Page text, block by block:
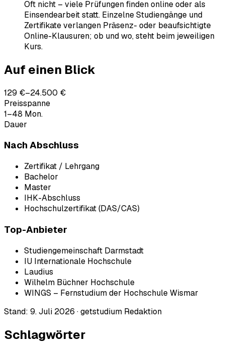
Oft nicht – viele Prüfungen finden online oder als
Einsendearbeit statt. Einzelne Studiengänge und
Zertifikate verlangen Präsenz- oder beaufsichtigte
Online-Klausuren; ob und wo, steht beim jeweiligen
Kurs.
Auf einen Blick
129 €–24.500 €
Preisspanne
1–48 Mon.
Dauer
Nach Abschluss
Zertifikat / Lehrgang
Bachelor
Master
IHK-Abschluss
Hochschulzertifikat (DAS/CAS)
Top-Anbieter
Studiengemeinschaft Darmstadt
IU Internationale Hochschule
Laudius
Wilhelm Büchner Hochschule
WINGS – Fernstudium der Hochschule Wismar
Stand: 9. Juli 2026 ·getstudium Redaktion
Schlagwörter